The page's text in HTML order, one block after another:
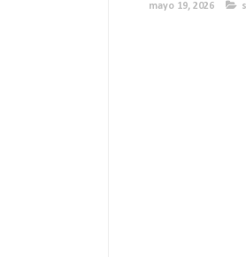
mayo 19, 2026